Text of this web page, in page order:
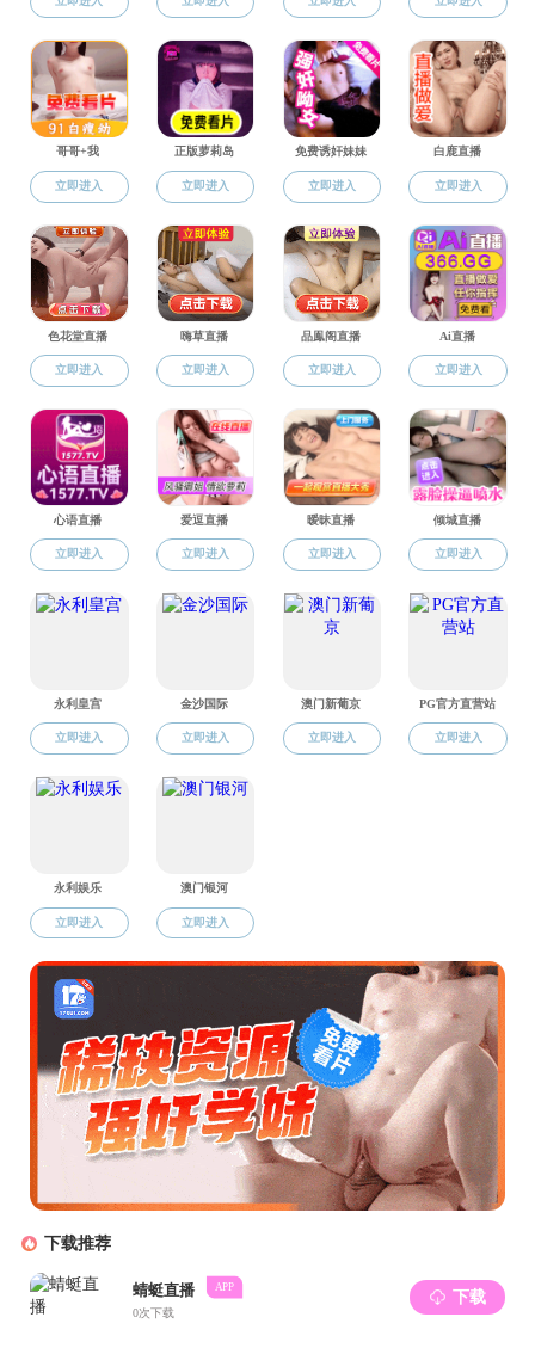
本周三（2023.4.12
入决赛，将与中燃工—职
欢迎各位同学在课